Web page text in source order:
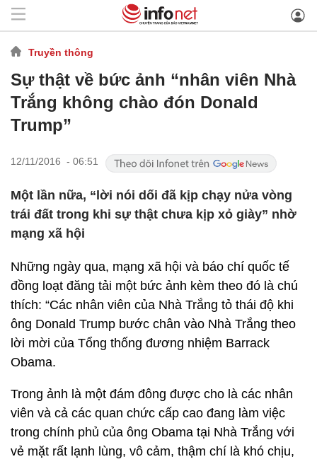
Truyền thông
Sự thật về bức ảnh “nhân viên Nhà
Trắng không chào đón Donald
Trump”
12/11/2016 - 06:51
Một lần nữa, “lời nói dối đã kịp chạy nửa vòng
trái đất trong khi sự thật chưa kịp xỏ giày” nhờ
mạng xã hội
Những ngày qua, mạng xã hội và báo chí quốc tế
đồng loạt đăng tải một bức ảnh kèm theo đó là chú
thích: “Các nhân viên của Nhà Trắng tỏ thái độ khi
ông Donald Trump bước chân vào Nhà Trắng theo
lời mời của Tổng thống đương nhiệm Barrack
Obama.
Trong ảnh là một đám đông được cho là các nhân
viên và cả các quan chức cấp cao đang làm việc
trong chính phủ của ông Obama tại Nhà Trắng với
vẻ mặt rất lạnh lùng, vô cảm, thậm chí là khó chịu,